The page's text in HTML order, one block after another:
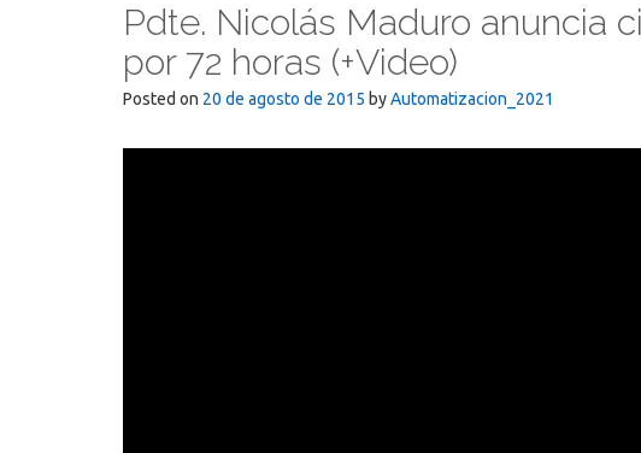
Pdte. Nicolás Maduro anuncia
por 72 horas (+Video)
Posted on 20 de agosto de 2015 byAutomatizacion_2021